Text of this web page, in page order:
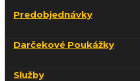
Predobjednávky
Darčekové Poukážky
Služby